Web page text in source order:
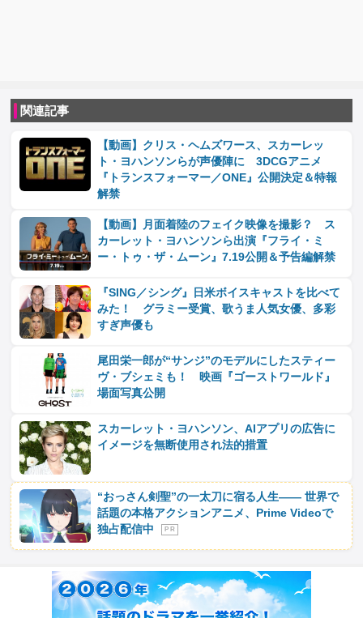
関連記事
【動画】クリス・ヘムズワース、スカーレッ
ト・ヨハンソンらが声優陣に 3DCGアニメ
『トランスフォーマー／ONE』公開決定＆特報
解禁
【動画】月面着陸のフェイク映像を撮影？ ス
カーレット・ヨハンソンら出演『フライ・ミ
ー・トゥ・ザ・ムーン』7.19公開＆予告編解禁
『SING／シング』日米ボイスキャストを比べて
みた！ グラミー受賞、歌うま人気女優、多彩
すぎ声優も
尾田栄一郎が“サンジ”のモデルにしたスティー
ヴ・ブシェミも！ 映画『ゴーストワールド』
場面写真公開
スカーレット・ヨハンソン、AIアプリの広告に
イメージを無断使用され法的措置
“おっさん剣聖”の一太刀に宿る人生―― 世界で
話題の本格アクションアニメ、Prime Videoで
独占配信中
P R